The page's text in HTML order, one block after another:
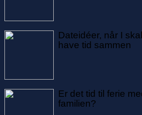
Dateidéer, når I skal
have tid sammen
Er det tid til ferie
familien?